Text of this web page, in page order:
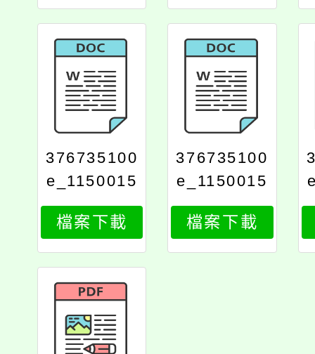
376735100
e_1150015
107_attach
4
檔案下載
376735100
e_1150015
107_attach
3
檔案下載